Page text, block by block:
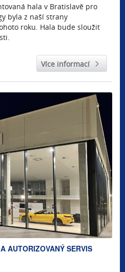
hala v Bratislavě pro
byla z naší strany
roku. Hala bude sloužit
Více informací
AUTORIZOVANÝ SERVIS